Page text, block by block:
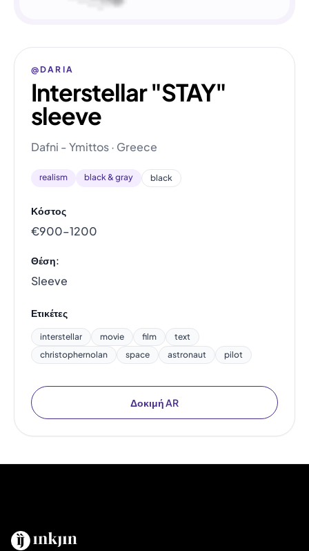
@DARIA
Interstellar "STAY"
sleeve
Dafni - Ymittos · Greece
realism black & gray black
Κόστος
€900–1200
Θέση:
Sleeve
Ετικέτες
interstellar movie film
text
christophernolan
space astronaut pilot
Δοκιμή AR